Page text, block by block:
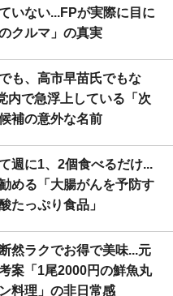
いない...FPが実際に目に
クルマ」の真実
も、高市早苗氏でもな
内で急浮上している「次
補の意外な名前
週に1、2個食べるだけ...
める「大腸がんを予防す
たっぷり食品」
然ラクでお得で美味...元
案「1尾2000円の鮮魚丸
料理」の非日常感